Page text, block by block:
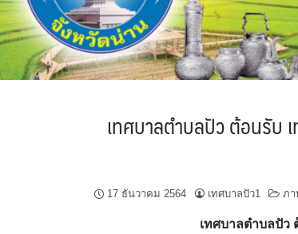
เทศบาลตำบลปัว ต้อนรับ
17 ธันวาคม 2564 เทศบาลปัว1 ภา
เทศบาลตำบลปัว